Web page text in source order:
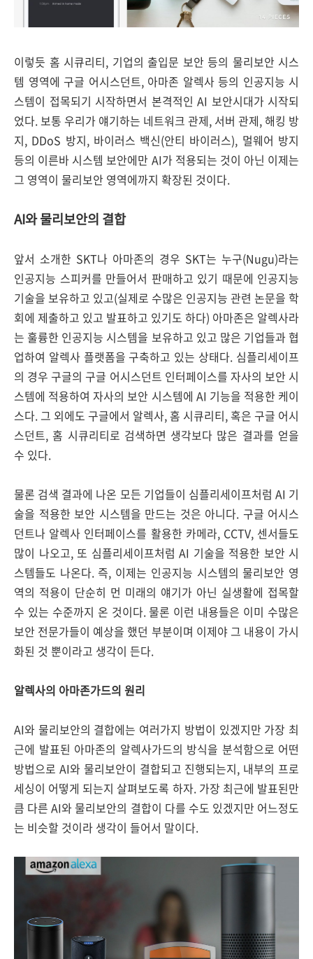
이렇듯 홈 시큐리티, 기업의 출입문 보안 등의 물리보안 시스
템 영역에 구글 어시스던트, 아마존 알렉사 등의 인공지능 시
스템이 접목되기 시작하면서 본격적인 AI 보안시대가 시작되
었다. 보통 우리가 얘기하는 네트워크 관제, 서버 관제, 해킹 방
지, DDoS 방지, 바이러스 백신(안티 바이러스), 멀웨어 방지
등의 이른바 시스템 보안에만 AI가 적용되는 것이 아닌 이제는
그 영역이 물리보안 영역에까지 확장된 것이다.
AI와 물리보안의 결합
앞서 소개한 SKT나 아마존의 경우 SKT는 누구(Nugu)라는
인공지능 스피커를 만들어서 판매하고 있기 때문에 인공지능
기술을 보유하고 있고(실제로 수많은 인공지능 관련 논문을 학
회에 제출하고 있고 발표하고 있기도 하다) 아마존은 알렉사라
는 훌륭한 인공지능 시스템을 보유하고 있고 많은 기업들과 협
업하여 알렉사 플랫폼을 구축하고 있는 상태다. 심플리세이프
의 경우 구글의 구글 어시스던트 인터페이스를 자사의 보안 시
스템에 적용하여 자사의 보안 시스템에 AI 기능을 적용한 케이
스다. 그 외에도 구글에서 알렉사, 홈 시큐리티, 혹은 구글 어시
스던트, 홈 시큐리티로 검색하면 생각보다 많은 결과를 얻을
수 있다.
물론 검색 결과에 나온 모든 기업들이 심플리세이프처럼 AI 기
술을 적용한 보안 시스템을 만드는 것은 아니다. 구글 어시스
던트나 알렉사 인터페이스를 활용한 카메라, CCTV, 센서들도
많이 나오고, 또 심플리세이프처럼 AI 기술을 적용한 보안 시
스템들도 나온다. 즉, 이제는 인공지능 시스템의 물리보안 영
역의 적용이 단순히 먼 미래의 얘기가 아닌 실생활에 접목할
수 있는 수준까지 온 것이다. 물론 이런 내용들은 이미 수많은
보안 전문가들이 예상을 했던 부분이며 이제야 그 내용이 가시
화된 것 뿐이라고 생각이 든다.
알렉사의 아마존가드의 원리
AI와 물리보안의 결합에는 여러가지 방법이 있겠지만 가장 최
근에 발표된 아마존의 알렉사가드의 방식을 분석함으로 어떤
방법으로 AI와 물리보안이 결합되고 진행되는지, 내부의 프로
세싱이 어떻게 되는지 살펴보도록 하자. 가장 최근에 발표된만
큼 다른 AI와 물리보안의 결합이 다를 수도 있겠지만 어느정도
는 비슷할 것이라 생각이 들어서 말이다.